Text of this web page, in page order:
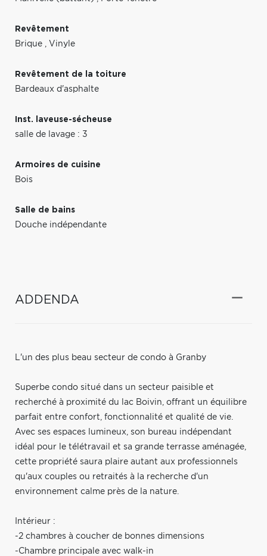
Revêtement
Brique , Vinyle
Revêtement de la toiture
Bardeaux d'asphalte
Inst. laveuse-sécheuse
salle de lavage : 3
Armoires de cuisine
Bois
Salle de bains
Douche indépendante
ADDENDA
L'un des plus beau secteur de condo à Granby
Superbe condo situé dans un secteur paisible et
recherché à proximité du lac Boivin, offrant un équilibre
parfait entre confort, fonctionnalité et qualité de vie.
Avec ses espaces lumineux, son bureau indépendant
idéal pour le télétravail et sa grande terrasse aménagée,
cette propriété saura plaire autant aux professionnels
qu'aux couples ou retraités à la recherche d'un
environnement calme près de la nature.
Intérieur :
-2 chambres à coucher de bonnes dimensions
-Chambre principale avec walk-in